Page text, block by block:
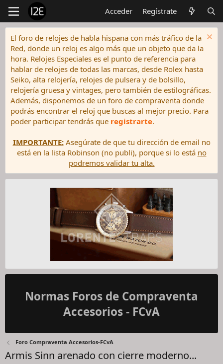
Acceder Regístrate
El foro de relojes de habla hispana con más tráfico de la
Red, donde un reloj es algo más que un objeto que da la
hora. Relojes Especiales es el punto de referencia para
hablar de relojes de todas las marcas, desde Rolex hasta
Seiko, alta relojería, relojes de pulsera y de bolsillo,
relojería gruesa y vintages, pero también de estilográficas.
Además, disponemos de un foro de compraventa donde
podrás encontrar el reloj que buscas al mejor precio. Para
poder participar tendrás que registrarte.
IMPORTANTE:Asegúrate de que tu dirección de email no
está en la lista Robinson (no publi), porque si lo está no
podremos validar tu alta.
Normas Foros de Compraventa
Accesorios - FCvA
Foro Compraventa Accesorios-FCvA
Armis Sinn arenado con cierre moderno...